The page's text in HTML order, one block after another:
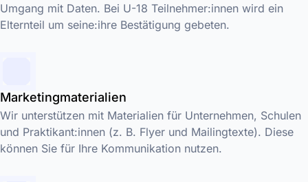
Umgang mit Daten. Bei U-18 Teilnehmer:innen wird ein
Elternteil um seine:ihre Bestätigung gebeten.
Marketingmaterialien
Wir unterstützen mit Materialien für Unternehmen, Schulen
und Praktikant:innen (z. B. Flyer und Mailingtexte). Diese
können Sie für Ihre Kommunikation nutzen.